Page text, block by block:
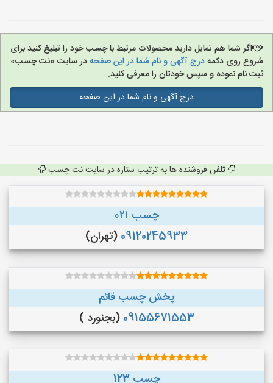
اگر شما هم تمایل دارید محصولات مرتبط با چسب خود را تبلیغ کنید برای
شروع روی دکمهدرج آگهی و نام شما در این صفحهدر سایت «نت چسب»
ثبت نام نموده و سپس خودتان را معرفی کنید.
درج آگهی و نام شما در این صفحه
تلفن فروشنده ها به ترتیب ستاره در سایت نت چسب
چسب ۰۲۱
09120245933 (تهران)
پخش چسب قائم
09155671553 (بجنورد )
چسب 123